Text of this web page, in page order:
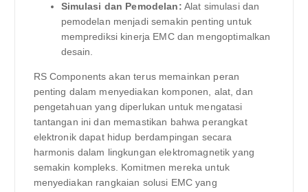
Simulasi dan Pemodelan: Alat simulasi dan
pemodelan menjadi semakin penting untuk
memprediksi kinerja EMC dan mengoptimalkan
desain.
RS Components akan terus memainkan peran
penting dalam menyediakan komponen, alat, dan
pengetahuan yang diperlukan untuk mengatasi
tantangan ini dan memastikan bahwa perangkat
elektronik dapat hidup berdampingan secara
harmonis dalam lingkungan elektromagnetik yang
semakin kompleks. Komitmen mereka untuk
menyediakan rangkaian solusi EMC yang